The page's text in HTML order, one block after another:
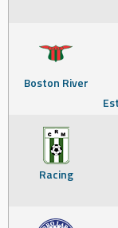
Boston River
Racing